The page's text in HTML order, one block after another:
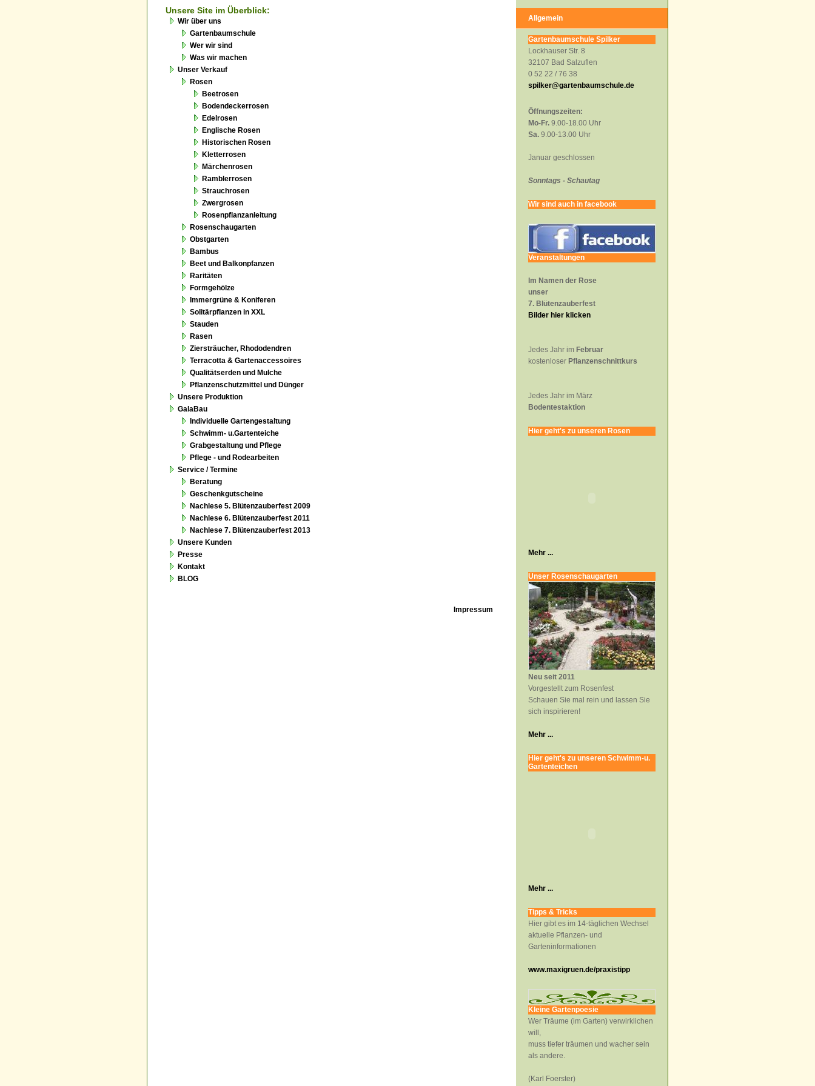
Unsere Site im Überblick:
Wir über uns
Gartenbaumschule
Wer wir sind
Was wir machen
Unser Verkauf
Rosen
Beetrosen
Bodendeckerrosen
Edelrosen
Englische Rosen
Historischen Rosen
Kletterrosen
Märchenrosen
Ramblerrosen
Strauchrosen
Zwergrosen
Rosenpflanzanleitung
Rosenschaugarten
Obstgarten
Bambus
Beet und Balkonpfanzen
Raritäten
Formgehölze
Immergrüne & Koniferen
Solitärpflanzen in XXL
Stauden
Rasen
Ziersträucher, Rhododendren
Terracotta & Gartenaccessoires
Qualitätserden und Mulche
Pflanzenschutzmittel und Dünger
Unsere Produktion
GalaBau
Individuelle Gartengestaltung
Schwimm- u.Gartenteiche
Grabgestaltung und Pflege
Pflege - und Rodearbeiten
Service / Termine
Beratung
Geschenkgutscheine
Nachlese 5. Blütenzauberfest 2009
Nachlese 6. Blütenzauberfest 2011
Nachlese 7. Blütenzauberfest 2013
Unsere Kunden
Presse
Kontakt
BLOG
Impressum
Allgemein
Gartenbaumschule Spilker
Lockhauser Str. 8
32107 Bad Salzuflen
0 52 22 / 76 38
spilker@gartenbaumschule.de
Öffnungszeiten:
Mo-Fr. 9.00-18.00 Uhr
Sa. 9.00-13.00 Uhr
Januar geschlossen
Sonntags - Schautag
Wir sind auch in facebook
Veranstaltungen
Im Namen der Rose
unser
7. Blütenzauberfest
Bilder hier klicken
Jedes Jahr im Februar
kostenloser Pflanzenschnittkurs
Jedes Jahr im März
Bodentestaktion
Hier geht's zu unseren Rosen
Mehr ...
Unser Rosenschaugarten
Neu seit 2011
Vorgestellt zum Rosenfest
Schauen Sie mal rein und lassen Sie
sich inspirieren!
Mehr ...
Hier geht's zu unseren Schwimm-u.
Gartenteichen
Mehr ...
Tipps & Tricks
Hier gibt es im 14-täglichen Wechsel
aktuelle Pflanzen- und
Garteninformationen
www.maxigruen.de/praxistipp
Kleine Gartenpoesie
Wer Träume (im Garten) verwirklichen
will,
muss tiefer träumen und wacher sein
als andere.
(Karl Foerster)